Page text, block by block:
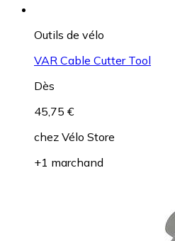
Outils de vélo
VAR Cable Cutter Tool
Dès
45,75 €
chez Vélo Store
+1 marchand